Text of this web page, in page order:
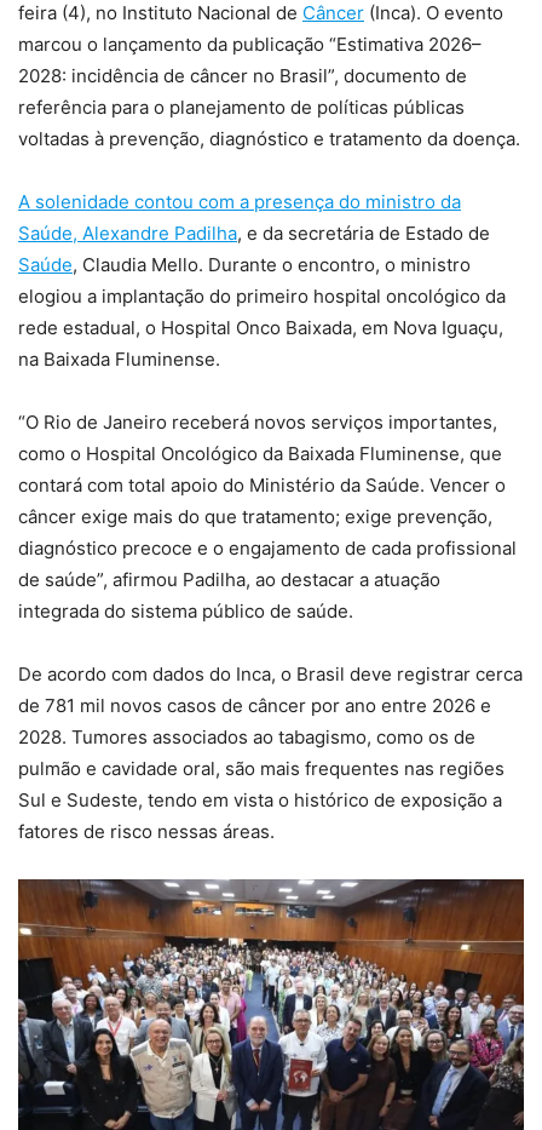
feira (4), no Instituto Nacional de Câncer (Inca). O evento
marcou o lançamento da publicação “Estimativa 2026–
2028: incidência de câncer no Brasil”, documento de
referência para o planejamento de políticas públicas
voltadas à prevenção, diagnóstico e tratamento da doença.
A solenidade contou com a presença do ministro da
Saúde, Alexandre Padilha, e da secretária de Estado de
Saúde, Claudia Mello. Durante o encontro, o ministro
elogiou a implantação do primeiro hospital oncológico da
rede estadual, o Hospital Onco Baixada, em Nova Iguaçu,
na Baixada Fluminense.
“O Rio de Janeiro receberá novos serviços importantes,
como o Hospital Oncológico da Baixada Fluminense, que
contará com total apoio do Ministério da Saúde. Vencer o
câncer exige mais do que tratamento; exige prevenção,
diagnóstico precoce e o engajamento de cada profissional
de saúde”, afirmou Padilha, ao destacar a atuação
integrada do sistema público de saúde.
De acordo com dados do Inca, o Brasil deve registrar cerca
de 781 mil novos casos de câncer por ano entre 2026 e
2028. Tumores associados ao tabagismo, como os de
pulmão e cavidade oral, são mais frequentes nas regiões
Sul e Sudeste, tendo em vista o histórico de exposição a
fatores de risco nessas áreas.